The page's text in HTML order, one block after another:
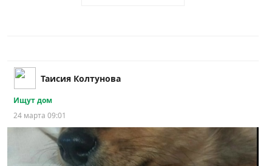
Таисия Колтунова
Ищут дом
24 марта 09:01